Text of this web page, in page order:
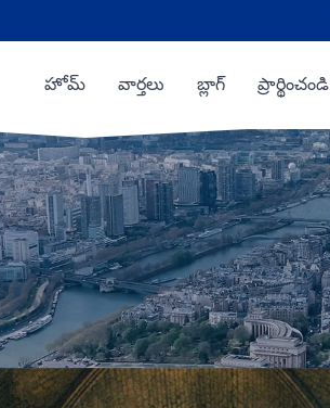
హోమ్ వార్తలు బ్లాగ్ ప్రార్థించండి